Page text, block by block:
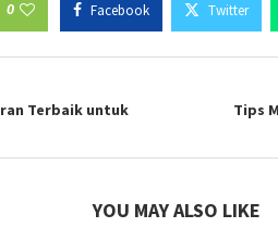
0 Facebook Twitter
Terbaik untuk
Tips
YOU MAY ALSO LIKE